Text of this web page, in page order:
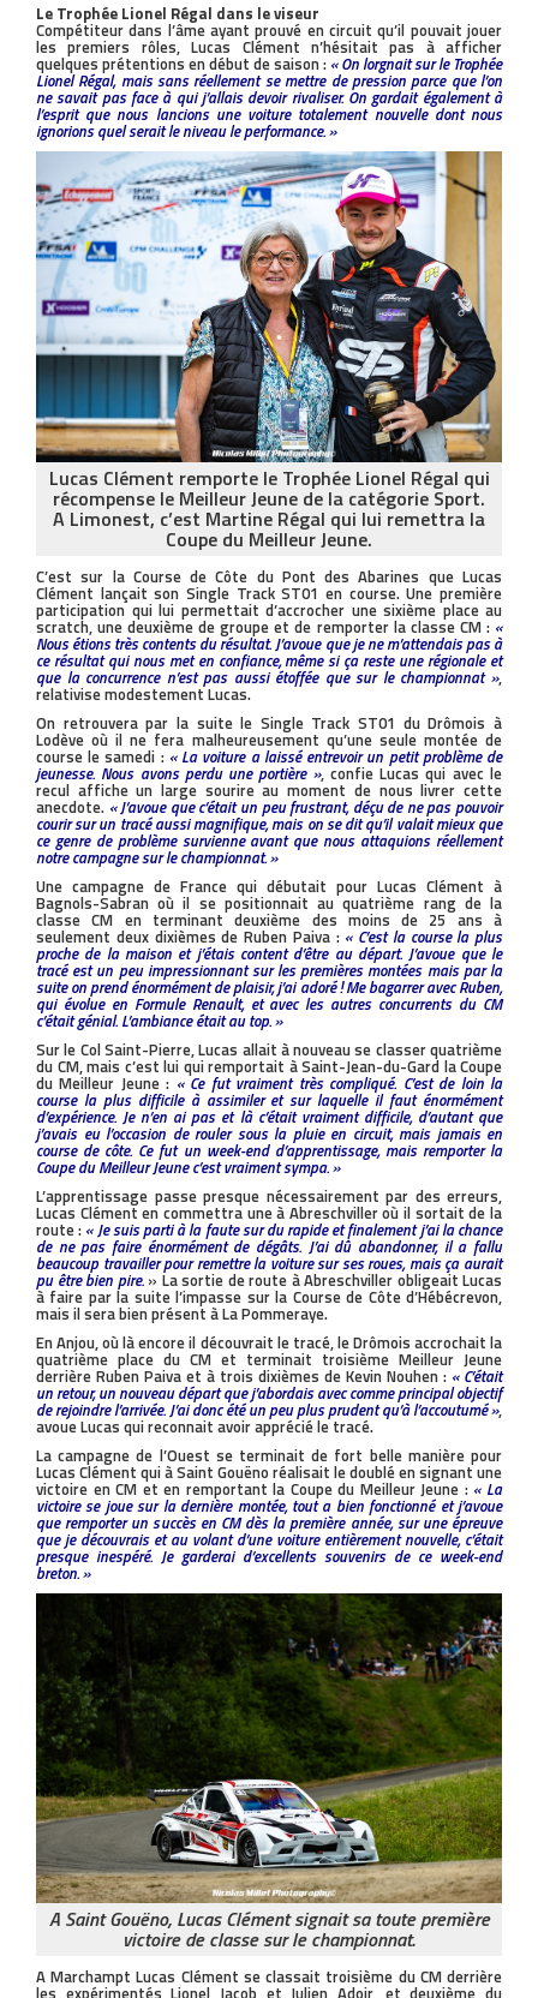
Le Trophée Lionel Régal dans le viseur
Compétiteur dans l’âme ayant prouvé en circuit qu’il pouvait jouer
les premiers rôles, Lucas Clément n’hésitait pas à afficher
quelques prétentions en début de saison : « On lorgnait sur le Trophée
Lionel Régal, mais sans réellement se mettre de pression parce que l’on
ne savait pas face à qui j’allais devoir rivaliser. On gardait également à
l’esprit que nous lancions une voiture totalement nouvelle dont nous
ignorions quel serait le niveau le performance. »
Lucas Clément remporte le Trophée Lionel Régal qui
récompense le Meilleur Jeune de la catégorie Sport.
A Limonest, c’est Martine Régal qui lui remettra la
Coupe du Meilleur Jeune.
C’est sur la Course de Côte du Pont des Abarines que Lucas
Clément lançait son Single Track ST01 en course. Une première
participation qui lui permettait d’accrocher une sixième place au
scratch, une deuxième de groupe et de remporter la classe CM : «
Nous étions très contents du résultat. J’avoue que je ne m’attendais pas à
ce résultat qui nous met en confiance, même si ça reste une régionale et
que la concurrence n’est pas aussi étoffée que sur le championnat »,
relativise modestement Lucas.
On retrouvera par la suite le Single Track ST01 du Drômois à
Lodève où il ne fera malheureusement qu’une seule montée de
course le samedi : « La voiture a laissé entrevoir un petit problème de
jeunesse. Nous avons perdu une portière », confie Lucas qui avec le
recul affiche un large sourire au moment de nous livrer cette
anecdote. « J’avoue que c’était un peu frustrant, déçu de ne pas pouvoir
courir sur un tracé aussi magnifique, mais on se dit qu’il valait mieux que
ce genre de problème survienne avant que nous attaquions réellement
notre campagne sur le championnat. »
Une campagne de France qui débutait pour Lucas Clément à
Bagnols-Sabran où il se positionnait au quatrième rang de la
classe CM en terminant deuxième des moins de 25 ans à
seulement deux dixièmes de Ruben Paiva : « C’est la course la plus
proche de la maison et j’étais content d’être au départ. J’avoue que le
tracé est un peu impressionnant sur les premières montées mais par la
suite on prend énormément de plaisir, j’ai adoré ! Me bagarrer avec Ruben,
qui évolue en Formule Renault, et avec les autres concurrents du CM
c’était génial. L’ambiance était au top. »
Sur le Col Saint-Pierre, Lucas allait à nouveau se classer quatrième
du CM, mais c’est lui qui remportait à Saint-Jean-du-Gard la Coupe
du Meilleur Jeune : « Ce fut vraiment très compliqué. C’est de loin la
course la plus difficile à assimiler et sur laquelle il faut énormément
d’expérience. Je n’en ai pas et là c’était vraiment difficile, d’autant que
j’avais eu l’occasion de rouler sous la pluie en circuit, mais jamais en
course de côte. Ce fut un week-end d’apprentissage, mais remporter la
Coupe du Meilleur Jeune c’est vraiment sympa. »
L’apprentissage passe presque nécessairement par des erreurs,
Lucas Clément en commettra une à Abreschviller où il sortait de la
route : « Je suis parti à la faute sur du rapide et finalement j’ai la chance
de ne pas faire énormément de dégâts. J’ai dû abandonner, il a fallu
beaucoup travailler pour remettre la voiture sur ses roues, mais ça aurait
pu être bien pire. » La sortie de route à Abreschviller obligeait Lucas
à faire par la suite l’impasse sur la Course de Côte d’Hébécrevon,
mais il sera bien présent à La Pommeraye.
En Anjou, où là encore il découvrait le tracé, le Drômois accrochait la
quatrième place du CM et terminait troisième Meilleur Jeune
derrière Ruben Paiva et à trois dixièmes de Kevin Nouhen : « C’était
un retour, un nouveau départ que j’abordais avec comme principal objectif
de rejoindre l’arrivée. J’ai donc été un peu plus prudent qu’à l’accoutumé »,
avoue Lucas qui reconnait avoir apprécié le tracé.
La campagne de l’Ouest se terminait de fort belle manière pour
Lucas Clément qui à Saint Gouëno réalisait le doublé en signant une
victoire en CM et en remportant la Coupe du Meilleur Jeune : « La
victoire se joue sur la dernière montée, tout a bien fonctionné et j’avoue
que remporter un succès en CM dès la première année, sur une épreuve
que je découvrais et au volant d’une voiture entièrement nouvelle, c’était
presque inespéré. Je garderai d’excellents souvenirs de ce week-end
breton. »
A Saint Gouëno, Lucas Clément signait sa toute première
victoire de classe sur le championnat.
A Marchampt Lucas Clément se classait troisième du CM derrière
les expérimentés Lionel Jacob et Julien Adoir, et deuxième du